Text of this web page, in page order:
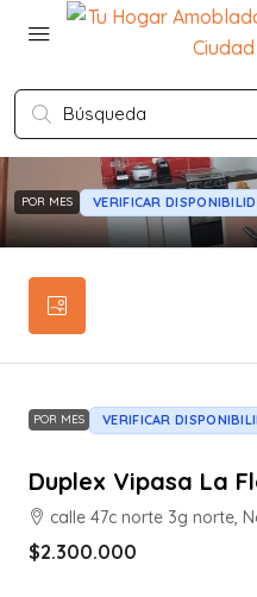
POR MES VERIFICAR
POR MES VERIFICAR
Duplex Vipasa La
calle 47c norte 3g norte,
$2.300.000